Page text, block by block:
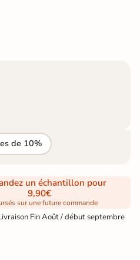
de 10%
un échantillon pour
9,90€
sur une future commande
Fin Août / début septembre